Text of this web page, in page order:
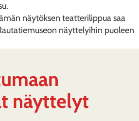
näytöksen teatterilippua saa
näyttelyihin puoleen
näyttelyt